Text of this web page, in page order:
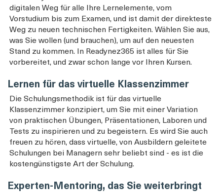
digitalen Weg für alle Ihre Lernelemente, vom
Vorstudium bis zum Examen, und ist damit der direkteste
Weg zu neuen technischen Fertigkeiten. Wählen Sie aus,
was Sie wollen (und brauchen), um auf den neuesten
Stand zu kommen. In Readynez365 ist alles für Sie
vorbereitet, und zwar schon lange vor Ihren Kursen.
Lernen für das virtuelle Klassenzimmer
Die Schulungsmethodik ist für das virtuelle
Klassenzimmer konzipiert, um Sie mit einer Variation
von praktischen Übungen, Präsentationen, Laboren und
Tests zu inspirieren und zu begeistern. Es wird Sie auch
freuen zu hören, dass virtuelle, von Ausbildern geleitete
Schulungen bei Managern sehr beliebt sind - es ist die
kostengünstigste Art der Schulung.
Experten-Mentoring, das Sie weiterbringt